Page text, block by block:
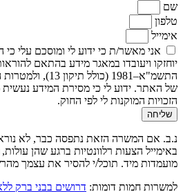
שם
טלפון
אימייל
אני מאשר/ת כי ידוע לי ומוסכם עלי
יוחזקו ויעובדו במאגר מידע בהתאם
התשמ"א–1981 (כולל תיקון 13), ולמטרות המפורטות ב
של האתר. ידוע לי כי מסירת המידע נעשית
הזכויות המוקנות לי לפי החוק.
שליחה
נ.ב. אם המשרה הזאת נתפסה כבר, לא
באימייל הצעות רלוונטיות ברגע שהן
מועמדות מיד. תוכל/י להסיר את עצמך
למשרות חמות דומות: דרושים בבני ברק ללא